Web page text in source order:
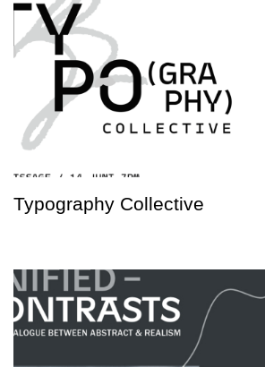
Typography Collective